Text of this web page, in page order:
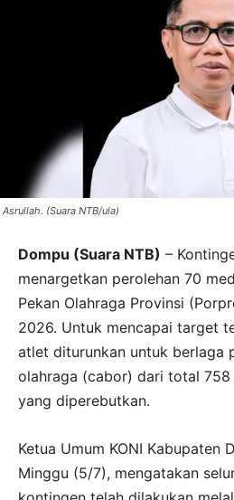
Asrullah. (Suara NTB/ula)
Dompu (Suara NTB) –
menargetkan perolehan 70
Pekan Olahraga Provinsi
2026. Untuk mencapai target
atlet diturunkan untuk berlaga
olahraga (cabor) dari total
yang diperebutkan.
Ketua Umum KONI Kabupaten
Minggu (5/7), mengatakan